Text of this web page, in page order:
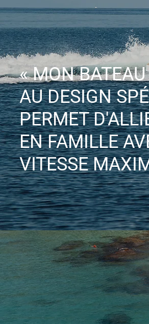
« MON
AU DESIGN
PERMET
EN FAMILLE
VITESSE